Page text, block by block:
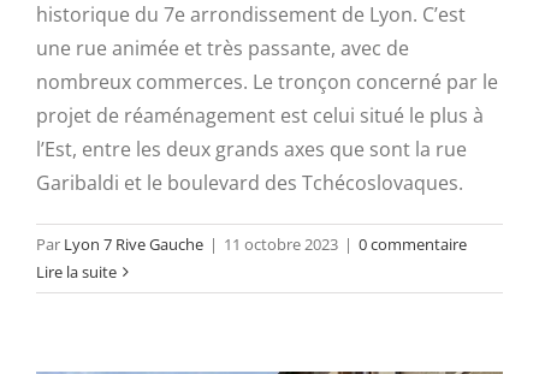
historique du 7e arrondissement de Lyon. C’est
une rue animée et très passante, avec de
nombreux commerces. Le tronçon concerné par le
projet de réaménagement est celui situé le plus à
l’Est, entre les deux grands axes que sont la rue
Garibaldi et le boulevard des Tchécoslovaques.
Par Lyon 7 Rive Gauche | 11 octobre 2023 | 0 commentaire
Lire la suite